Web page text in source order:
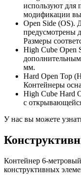
используют для
модификации
Open Side (OS).
предусмотрены
Размеры
High Cube Open
мм.
Hard Open Top
Контейнеры
High Cube Hard
с
У нас вы можете
Контейнер 6-
конструктивных